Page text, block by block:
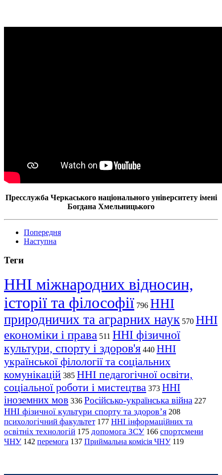
Пресслужба Черкаського національного університету імені
Богдана Хмельницького
Попередня
Наступна
Теги
ННІ міжнародних відносин,
історії та філософії 796 ННІ
природничих та аграрних наук 570 ННІ
економіки і права 511 ННІ фізичної
культури, спорту і здоров'я 440 ННІ
української філології та соціальних
комунікацій 385 ННІ педагогічної освіти,
соціальної роботи і мистецтва 373 ННІ
іноземних мов 336 Російсько-українська війна 227
ННІ фізичної культури спорту та здоров’я 208
психологічний факультет 177 ННІ інформаційних та
освітніх технологій 175 допомога ЗСУ 166 спортсмени
ЧНУ 142 перемога 137 Приймальна комісія ЧНУ 119